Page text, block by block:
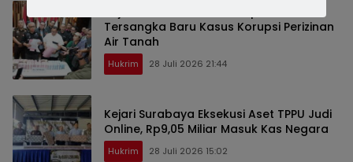
Tersangka Baru Kasus Korupsi Perizinan
Air Tanah
Hukrim 28 Juli 2026 21:44
Kejari Surabaya Eksekusi Aset TPPU Judi
Online, Rp9,05 Miliar Masuk Kas Negara
Hukrim 28 Juli 2026 15:02